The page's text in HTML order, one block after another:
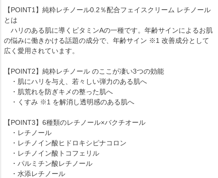
【POINT1】純粋レチノール0.2％配合フェイスクリーム レチノール
とは
ハリのある肌に導くビタミンAの一種です。年齢サインによるお肌
の悩みに働きかける話題の成分で、年齢サイン ※1 改善成分として
広く愛用されています。
【POINT2】純粋レチノール のここが凄い3つの効能
・肌にハリを与え、若々しい弾力のある肌へ
・肌荒れを防ぎキメの整った肌へ
・くすみ ※1 を解消し透明感のある肌へ
【POINT3】6種類のレチノール×バクチオール
・レチノール
・レチノイン酸ヒドロキシピナコロン
・レチノイン酸トコフェリル
・パルミチン酸レチノール
・水添レチノール